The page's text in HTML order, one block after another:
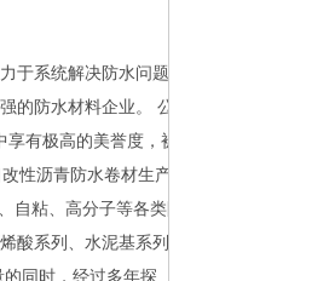
于系统解决防水问题的
的防水材料企业。 公
有极高的美誉度，被
性沥青防水卷材生产
自粘、高分子等各类防
酸系列、水泥基系列、
同时，经过多年探